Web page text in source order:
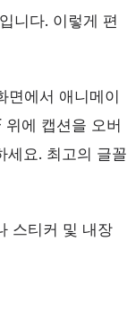
니다. 이렇게 편
면에서 애니메이
에 캡션을 오버
세요. 최고의 글꼴
스티커 및 내장